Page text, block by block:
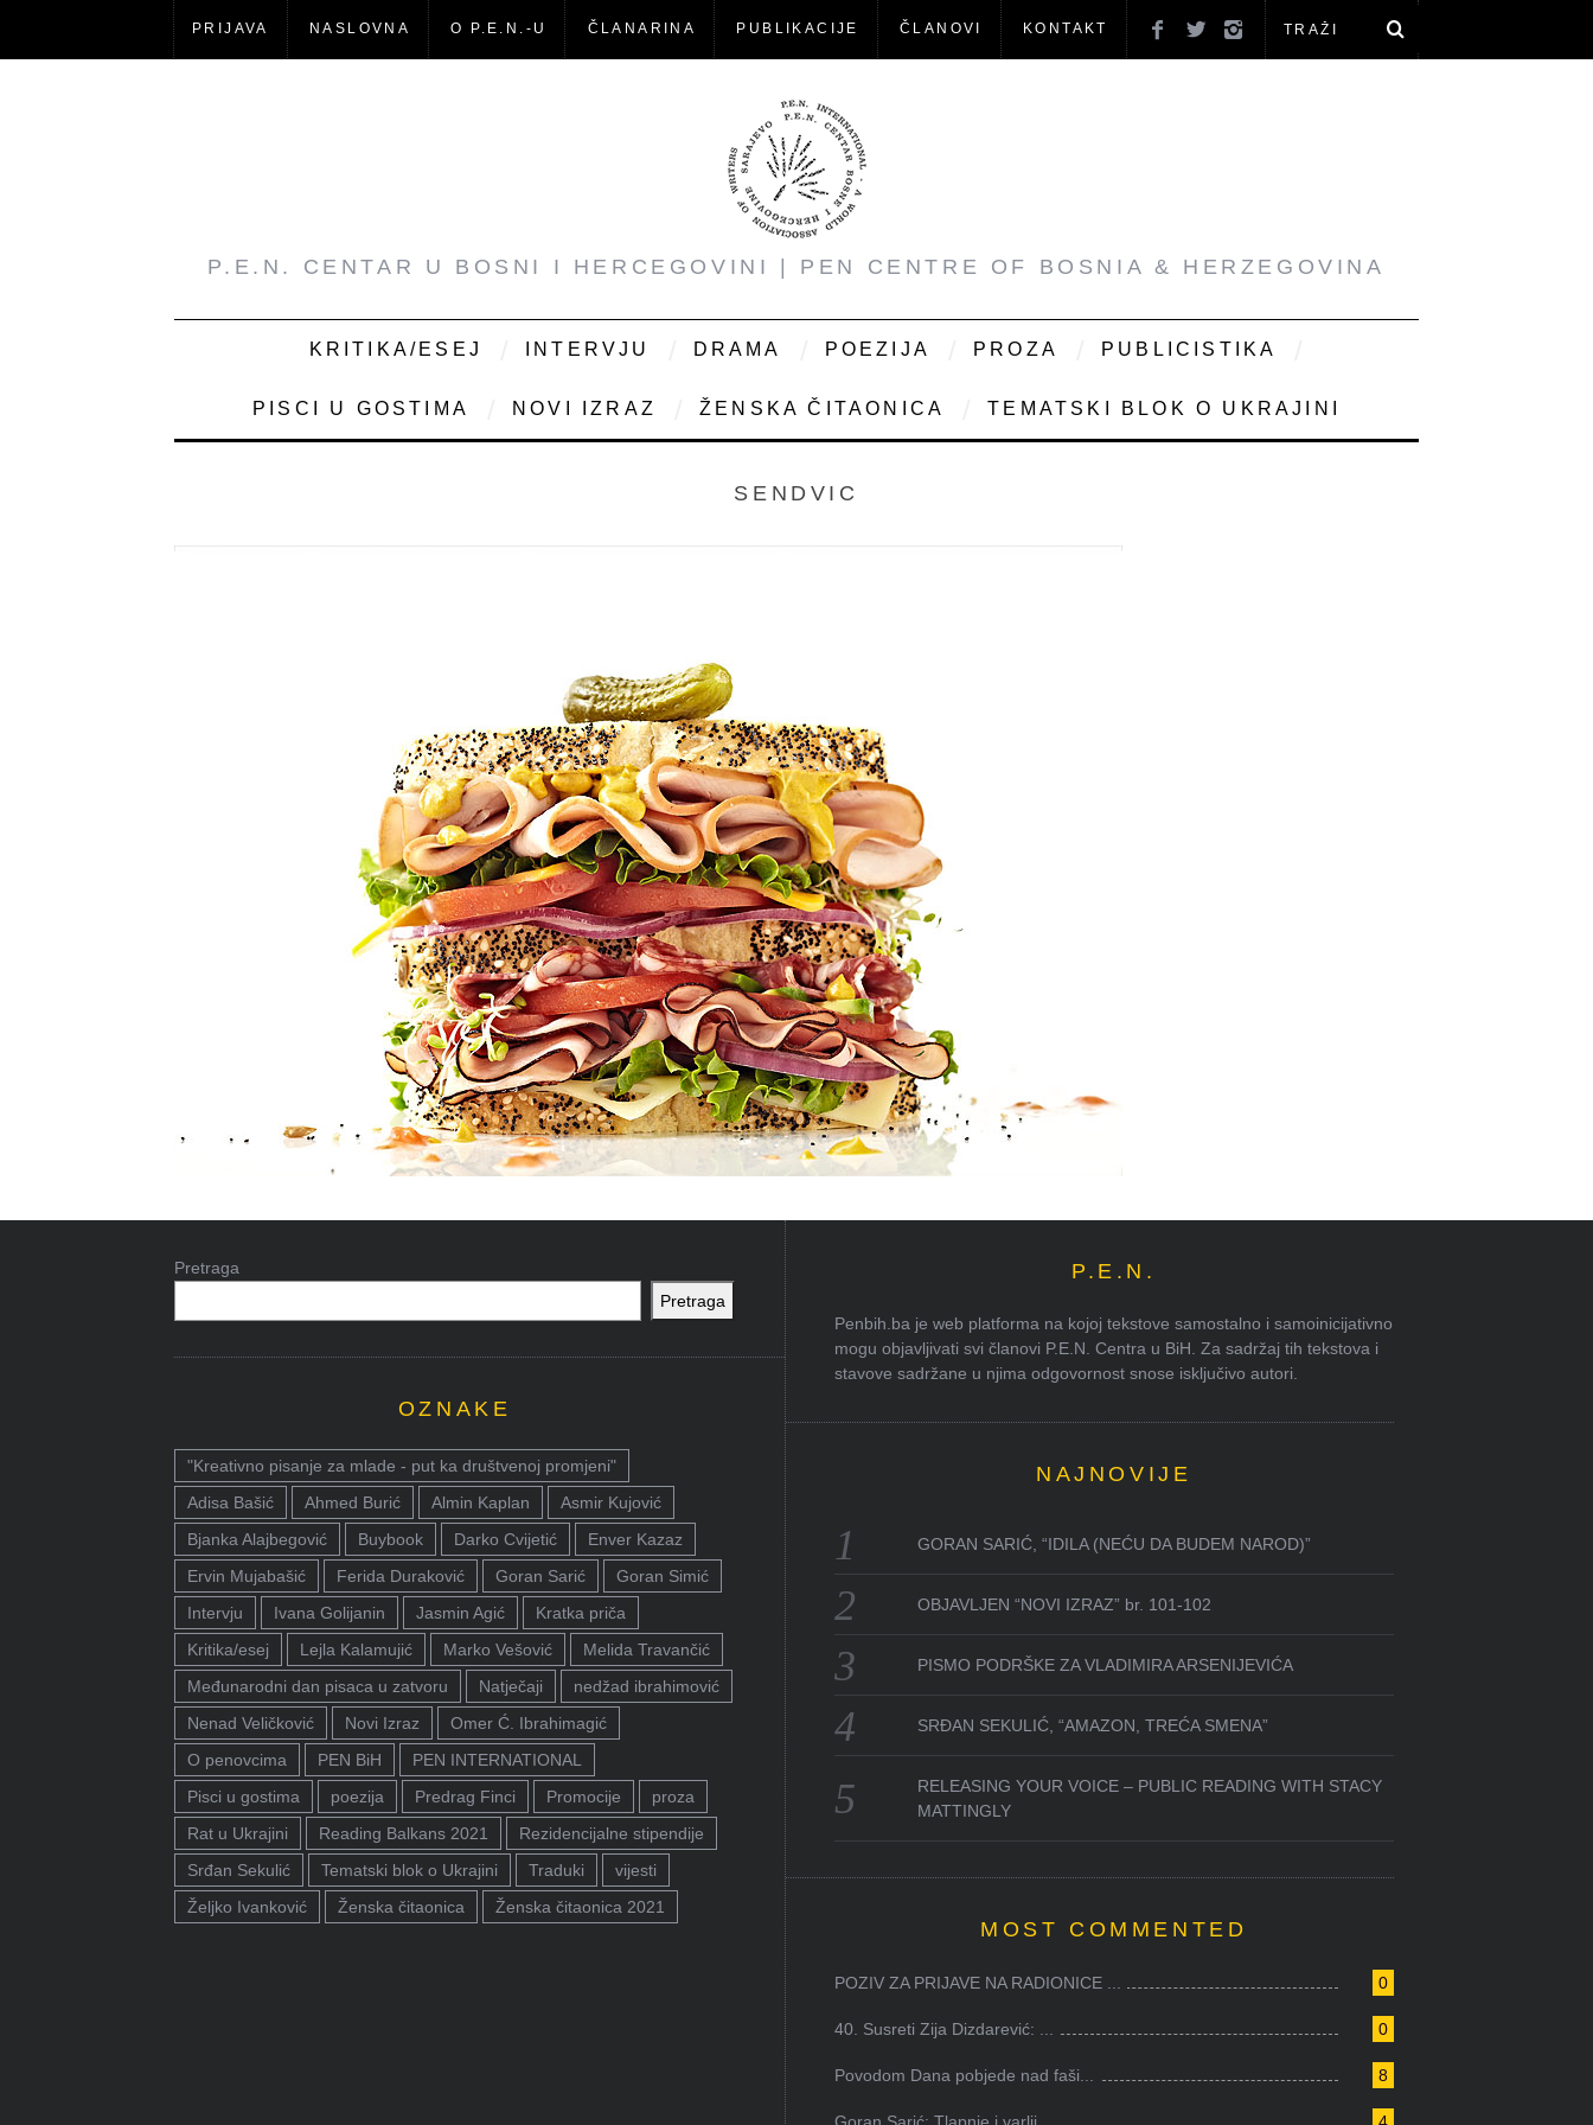
PRIJAVA NASLOVNA O P.E.N.-U ČLANARINA PUBLIKACIJE ČLANOVI KONTAKT
P.E.N. CENTAR U BOSNI I HERCEGOVINI | PEN CENTRE OF BOSNIA & HERZEGOVINA
KRITIKA/ESEJ INTERVJU DRAMA POEZIJA PROZA PUBLICISTIKA
PISCI U GOSTIMA NOVI IZRAZ ŽENSKA ČITAONICA TEMATSKI BLOK O UKRAJINI
SENDVIC
Pretraga
Pretraga
OZNAKE
"Kreativno pisanje za mlade - put ka društvenoj promjeni"
Adisa Bašić
Ahmed Burić Almin Kaplan
Asmir Kujović
Bjanka Alajbegović
Buybook Darko Cvijetić
Enver Kazaz
Ervin Mujabašić
Ferida Duraković Goran Sarić
Goran Simić
Intervju
Ivana Golijanin Jasmin Agić
Kratka priča
Kritika/esej
Lejla Kalamujić Marko Vešović
Melida Travančić
Međunarodni dan pisaca u zatvoru
Natječaji
nedžad ibrahimović
Nenad Veličković
Novi Izraz
Omer Ć. Ibrahimagić
O penovcima
PEN BiH
PEN INTERNATIONAL
Pisci u gostima
poezija Predrag Finci Promocije
proza
Rat u Ukrajini
Reading Balkans 2021
Rezidencijalne stipendije
Srđan Sekulić
Tematski blok o Ukrajini Traduki
vijesti
Željko Ivanković
Ženska čitaonica Ženska čitaonica 2021
P.E.N.
Penbih.ba je web platforma na kojoj tekstove samostalno i samoinicijativno
mogu objavljivati svi članovi P.E.N. Centra u BiH. Za sadržaj tih tekstova i
stavove sadržane u njima odgovornost snose isključivo autori.
NAJNOVIJE
GORAN SARIĆ, “IDILA (NEĆU DA BUDEM NAROD)”
OBJAVLJEN “NOVI IZRAZ” br. 101-102
PISMO PODRŠKE ZA VLADIMIRA ARSENIJEVIĆA
SRĐAN SEKULIĆ, “AMAZON, TREĆA SMENA”
RELEASING YOUR VOICE – PUBLIC READING WITH STACY
MATTINGLY
MOST COMMENTED
0
POZIV ZA PRIJAVE NA RADIONICE ...
0
40. Susreti Zija Dizdarević: ...
8
Povodom Dana pobjede nad faši...